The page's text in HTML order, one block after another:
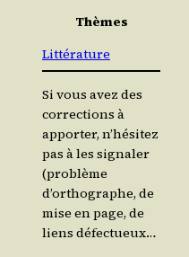
Thèmes
Littérature
Si vous avez des
corrections à
apporter, n’hésitez
pas à les signaler
(problème
d’orthographe, de
mise en page, de
liens défectueux…